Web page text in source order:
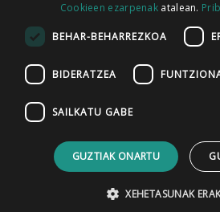
HONI BURUZ LEGE OHARRA
ARAUAK
Cookieen ezarpenak atalean.
BEHAR-BEHARREZKOA
BIDERATZEA
SAILKATU GABE
GUZTIAK ONARTU
XEHETASUNAK